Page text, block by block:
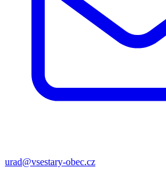
urad@vsestary-obec.cz